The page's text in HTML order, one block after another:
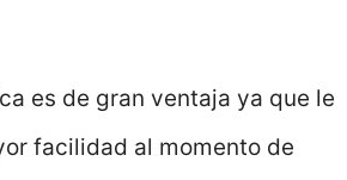
es de gran ventaja ya que le
facilidad al momento de